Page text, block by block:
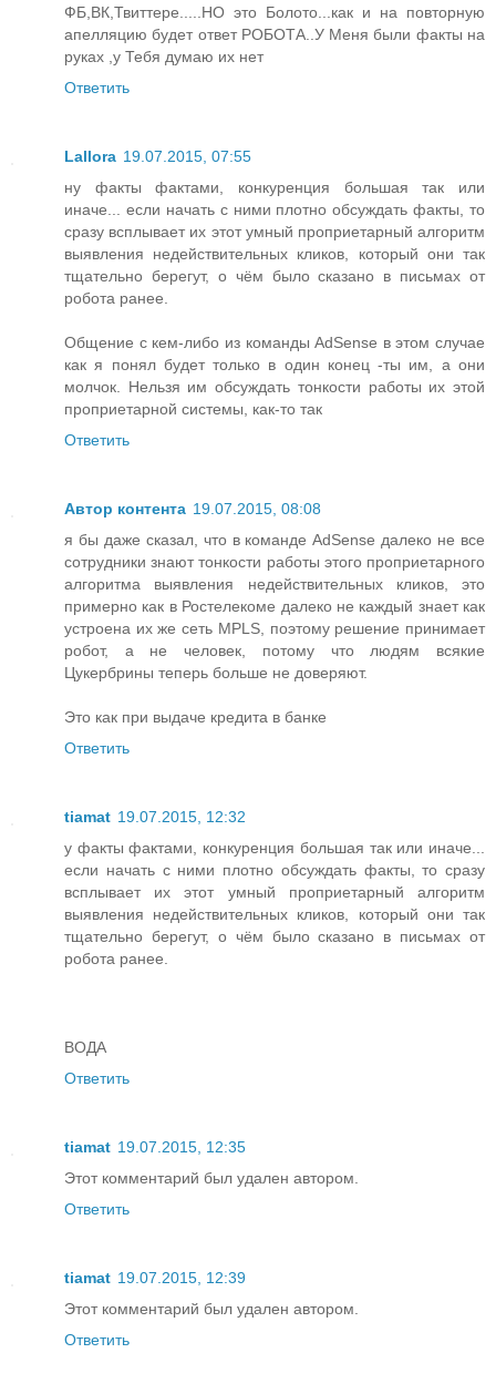
ФБ,ВК,Твиттере.....НО это Болото...как и на повторную
апелляцию будет ответ РОБОТА..У Меня были факты на
руках ,у Тебя думаю их нет
Ответить
Lallora 19.07.2015, 07:55
ну факты фактами, конкуренция большая так или
иначе... если начать с ними плотно обсуждать факты, то
сразу всплывает их этот умный проприетарный алгоритм
выявления недействительных кликов, который они так
тщательно берегут, о чём было сказано в письмах от
робота ранее.
Общение с кем-либо из команды AdSense в этом случае
как я понял будет только в один конец -ты им, а они
молчок. Нельзя им обсуждать тонкости работы их этой
проприетарной системы, как-то так
Ответить
Автор контента 19.07.2015, 08:08
я бы даже сказал, что в команде AdSense далеко не все
сотрудники знают тонкости работы этого проприетарного
алгоритма выявления недействительных кликов, это
примерно как в Ростелекоме далеко не каждый знает как
устроена их же сеть MPLS, поэтому решение принимает
робот, а не человек, потому что людям всякие
Цукербрины теперь больше не доверяют.
Это как при выдаче кредита в банке
Ответить
tiamat 19.07.2015, 12:32
у факты фактами, конкуренция большая так или иначе...
если начать с ними плотно обсуждать факты, то сразу
всплывает их этот умный проприетарный алгоритм
выявления недействительных кликов, который они так
тщательно берегут, о чём было сказано в письмах от
робота ранее.
ВОДА
Ответить
tiamat 19.07.2015, 12:35
Этот комментарий был удален автором.
Ответить
tiamat 19.07.2015, 12:39
Этот комментарий был удален автором.
Ответить